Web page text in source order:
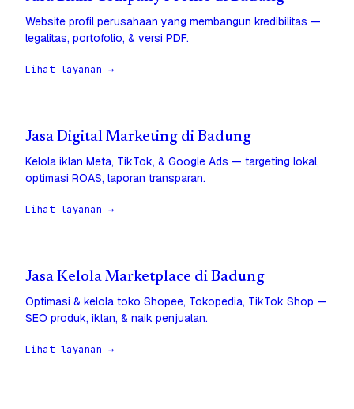
Website profil perusahaan yang membangun kredibilitas —
legalitas, portofolio, & versi PDF.
Lihat layanan →
Jasa Digital Marketing di Badung
Kelola iklan Meta, TikTok, & Google Ads — targeting lokal,
optimasi ROAS, laporan transparan.
Lihat layanan →
Jasa Kelola Marketplace di Badung
Optimasi & kelola toko Shopee, Tokopedia, TikTok Shop —
SEO produk, iklan, & naik penjualan.
Lihat layanan →